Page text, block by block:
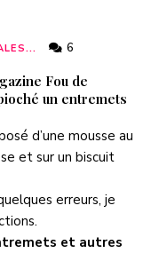
6
Fou de
un entremets
d’une mousse au
et sur un biscuit
erreurs, je
et autres